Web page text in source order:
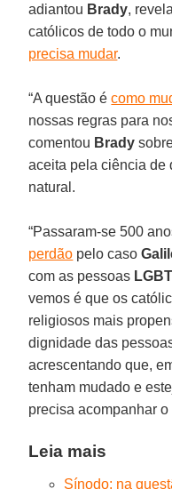
adiantou Brady,
católicos de todo o
precisa mudar.
“A questão écomo
nossas regras para
comentou Brady
aceita pela ciência de
natural.
“Passaram-se 500
perdão pelo caso
com as pessoas
vemos é que os
religiosos mais
dignidade das
acrescentando que,
tenham mudado e
precisa acompanhar
Leia mais
Sínodo: na